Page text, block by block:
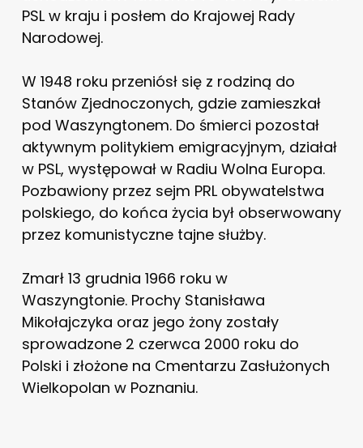
PSL w kraju i posłem do Krajowej Rady
Narodowej.
W 1948 roku przeniósł się z rodziną do
Stanów Zjednoczonych, gdzie zamieszkał
pod Waszyngtonem. Do śmierci pozostał
aktywnym politykiem emigracyjnym, działał
w PSL, występował w Radiu Wolna Europa.
Pozbawiony przez sejm PRL obywatelstwa
polskiego, do końca życia był obserwowany
przez komunistyczne tajne służby.
Zmarł 13 grudnia 1966 roku w
Waszyngtonie. Prochy Stanisława
Mikołajczyka oraz jego żony zostały
sprowadzone 2 czerwca 2000 roku do
Polski i złożone na Cmentarzu Zasłużonych
Wielkopolan w Poznaniu.